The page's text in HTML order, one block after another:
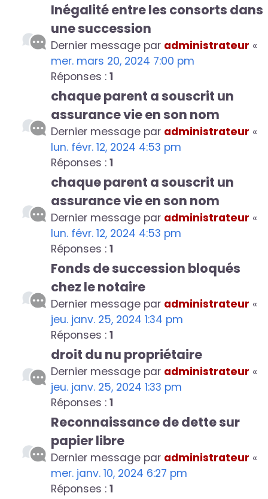
Inégalité entre les consorts dans
une succession
Dernier message par administrateur «
mer. mars 20, 2024 7:00 pm
Réponses : 1
chaque parent a souscrit un
assurance vie en son nom
Dernier message par administrateur «
lun. févr. 12, 2024 4:53 pm
Réponses : 1
chaque parent a souscrit un
assurance vie en son nom
Dernier message par administrateur «
lun. févr. 12, 2024 4:53 pm
Réponses : 1
Fonds de succession bloqués
chez le notaire
Dernier message par administrateur «
jeu. janv. 25, 2024 1:34 pm
Réponses : 1
droit du nu propriétaire
Dernier message par administrateur «
jeu. janv. 25, 2024 1:33 pm
Réponses : 1
Reconnaissance de dette sur
papier libre
Dernier message par administrateur «
mer. janv. 10, 2024 6:27 pm
Réponses : 1